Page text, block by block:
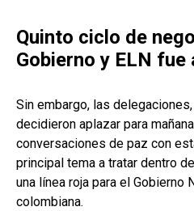
Quinto ciclo de
Gobierno y ELN fue
Sin embargo, las
decidieron aplazar para
conversaciones de paz con
principal tema a tratar dentro
una línea roja para el Gobierno
colombiana.